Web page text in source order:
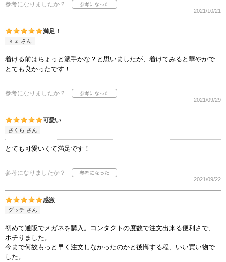
参考になりましたか？
2021/10/21
満足！
ｋｚ さん
着ける前はちょっと派手かな？と思いましたが、着けてみると華やかで
とても良かったです！
参考になりましたか？
2021/09/29
可愛い
さくら さん
とても可愛いくて満足です！
参考になりましたか？
2021/09/22
感激
グッチ さん
初めて通販でメガネを購入。コンタクトの度数で注文出来る便利さで、
ポチりました。
今まで何故もっと早く注文しなかったのかと後悔する程、いい買い物で
した。